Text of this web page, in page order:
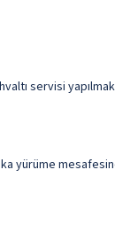
servisi